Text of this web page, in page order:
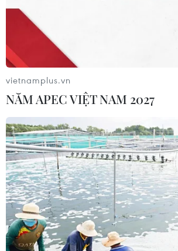
Chứng khoán bứt tốc cuối phiên, chỉ
số VN-Index tăng gần 40 điểm
30/07/2026 08:47
Hoa Kỳ áp thuế bổ sung: Thị trường
chứng khoán đã phản ánh phần lớn
thông tin
30/07/2026 07:50
Chứng khoán châu Á ngược chiều
Phố Wall sau cuộc họp của Fed
30/07/2026 02:18
vietnamplus.vn
NĂM APEC VIỆT NAM 2027